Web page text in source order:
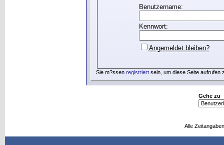
Benutzername:
Kennwort:
Angemeldet bleiben?
Sie m?ssen registriertsein, um diese Seite aufrufen
Gehe zu
Alle